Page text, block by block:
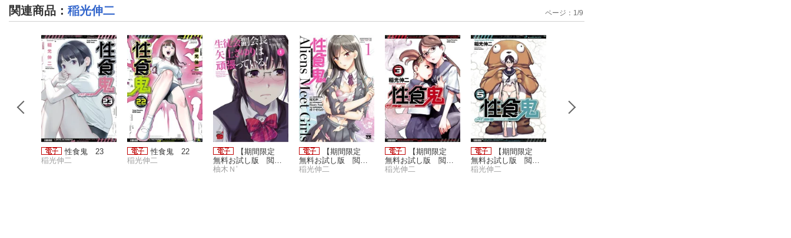
関連商品 ： 稲光伸二
性食鬼 23
稲光伸二
性食鬼 22
稲光伸二
【期間限定
無料お試し版 閲覧
期限2026年8月17日】
柚木Ｎ’
【期間限定
無料お試し版 閲覧
期限2026年8月17日】
稲光伸二
【期間限定
無料お試し版 閲覧
期限2026年8月17日】
稲光伸二
【期間限定
無料お試し版 閲覧
期限2026年8月17日】
稲光伸二
ページ： 1/9